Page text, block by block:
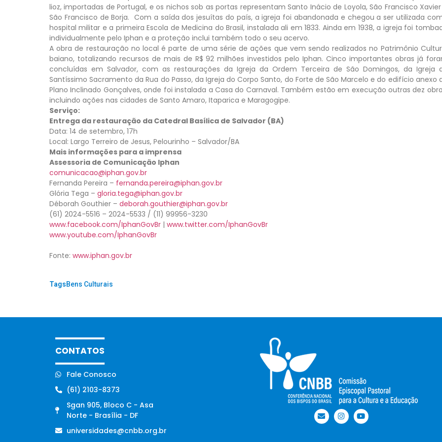
lioz, importadas de Portugal, e os nichos sob as portas representam Santo Inácio de Loyola, São Francisco
São Francisco de Borja. Com a saída dos jesuítas do país, a igreja foi abandonada e chegou a ser utilizada
hospital militar e a primeira Escola de Medicina do Brasil, instalada ali em 1833. Ainda em 1938, a igreja foi
individualmente pelo Iphan e a proteção inclui também todo o seu acervo.
A obra de restauração no local é parte de uma série de ações que vem sendo realizados no Patrimônio
baiano, totalizando recursos de mais de R$ 92 milhões investidos pelo Iphan. Cinco importantes obras já
concluídas em Salvador, com as restaurações da Igreja da Ordem Terceira de São Domingos, da Igreja
Santíssimo Sacramento da Rua do Passo, da Igreja do Corpo Santo, do Forte de São Marcelo e do edifício anexo
Plano Inclinado Gonçalves, onde foi instalada a Casa do Carnaval. Também estão em execução outras dez
incluindo ações nas cidades de Santo Amaro, Itaparica e Maragogipe.
Serviço:
Entrega da restauração da Catedral Basílica de Salvador (BA)
Data: 14 de setembro, 17h
Local: Largo Terreiro de Jesus, Pelourinho – Salvador/BA
Mais informações para a imprensa
Assessoria de Comunicação Iphan
comunicacao@iphan.gov.br
Fernanda Pereira – fernanda.pereira@iphan.gov.br
Glória Tega – gloria.tega@iphan.gov.br
Déborah Gouthier – deborah.gouthier@iphan.gov.br
(61) 2024-5516 – 2024-5533 / (11) 99956-3230
www.facebook.com/IphanGovBr | www.twitter.com/IphanGovBr
www.youtube.com/IphanGovBr
Fonte: www.iphan.gov.br
Tags:Bens Culturais
CONTATOS
Fale Conosco
(61) 2103-8373
Sgan 905, Bloco C - Asa
Norte - Brasília - DF
universidades@cnbb.org.br